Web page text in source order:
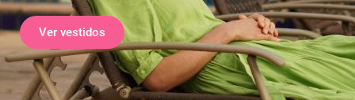
Ver vestidos